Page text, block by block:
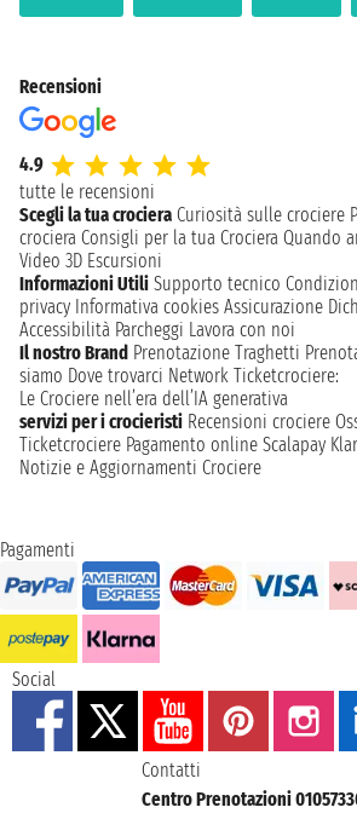
Recensioni
4.9
tutte le recensioni
Scegli la tua crociera Curiosità sulle crociere
crociera Consigli per la tua Crociera Quando
Video 3D Escursioni
Informazioni Utili Supporto tecnico
privacy Informativa cookies Assicurazione
Accessibilità Parcheggi Lavora con noi
Il nostro Brand Prenotazione Traghetti
siamo Dove trovarci Network Ticketcrociere:
Le Crociere nell’era dell’IA generativa
servizi per i crocieristi Recensioni crociere
Ticketcrociere Pagamento online Scalapay
Notizie e Aggiornamenti Crociere
Pagamenti
Social
Contatti
Centro Prenotazioni